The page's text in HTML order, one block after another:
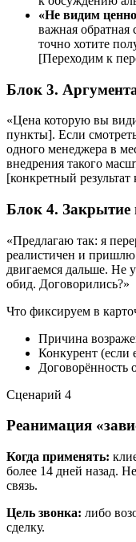
«Не видим
важная
точно хотите
[Переходим к
Блок 3.
«Цена которую вы
пункты]. Если
одного менеджера в
внедрения такого
[конкретный
Блок 4.
«Предлагаю так: я
реалистичен и пришлю
двигаемся дальше. Не
обид. Договорились?»
Что фиксируем в
Причина
Конкурент (если
Договорённость
Сценарий 4
Реанимация
Когда применять:
более 14 дней назад.
связь.
Цель звонка: либо
сделку.